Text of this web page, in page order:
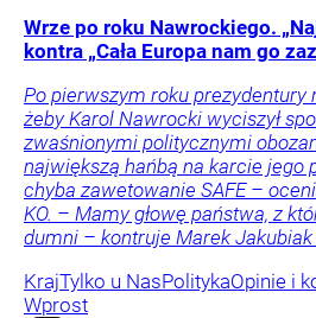
Wrze po roku Nawrockiego.
kontra „Cała Europa nam go
Po pierwszym roku prezydentury
żeby Karol Nawrocki wyciszył
zwaśnionymi politycznymi
największą hańbą na karcie jego
chyba zawetowanie SAFE –
KO. – Mamy głowę państwa, z
dumni – kontruje Marek Jakubiak
KrajTylko u NasPolitykaOpinie i
Wprost